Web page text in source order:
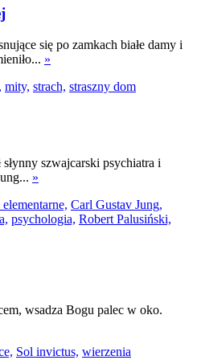
się po zamkach białe damy i
»
mity, strach, straszny dom
słynny szwajcarski psychiatra i
»
Carl Gustav Jung,
psychologia, Robert Palusiński,
wsadza Bogu palec w oko.
Sol invictus, wierzenia